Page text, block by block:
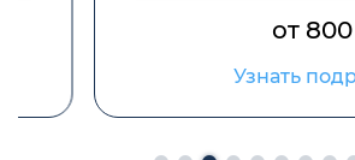
от 800 руб.
Узнать подробнее